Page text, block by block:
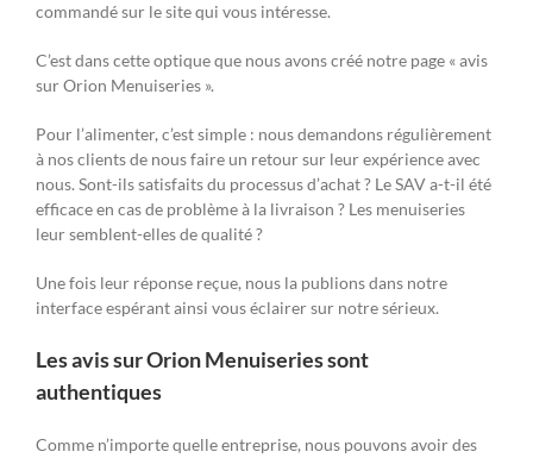
commandé sur le site qui vous intéresse.
C’est dans cette optique que nous avons créé notre page « avis
sur Orion Menuiseries ».
Pour l’alimenter, c’est simple : nous demandons régulièrement
à nos clients de nous faire un retour sur leur expérience avec
nous. Sont-ils satisfaits du processus d’achat ? Le SAV a-t-il été
efficace en cas de problème à la livraison ? Les menuiseries
leur semblent-elles de qualité ?
Une fois leur réponse reçue, nous la publions dans notre
interface espérant ainsi vous éclairer sur notre sérieux.
Les avis sur Orion Menuiseries sont
authentiques
Comme n’importe quelle entreprise, nous pouvons avoir des